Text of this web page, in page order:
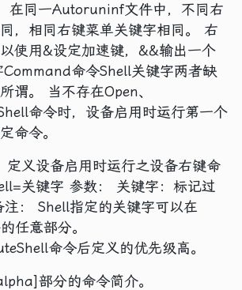
在同一Autoruninf文件中，不同右
，相同右键菜单关键字相同。 右
使用&设定加速键，&&输出一个
命令Shell关键字两者缺
谓。 当不存在Open、
命令时，设备启用时运行第一个
命令。
定义设备启用时运行之设备右键命
关键字 参数： 关键字：标记过
注： Shell指定的关键字可以在
任意部分。
命令后定义的优先级高。
部分的命令简介。